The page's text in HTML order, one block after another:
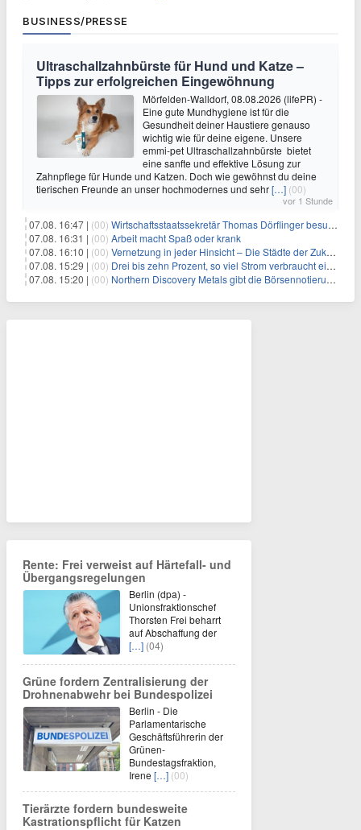
BUSINESS/PRESSE
Ultraschallzahnbürste für Hund und Katze –
Tipps zur erfolgreichen Eingewöhnung
Mörfelden-Walldorf, 08.08.2026 (lifePR) -
Eine gute Mundhygiene ist für die
Gesundheit deiner Haustiere genauso
wichtig wie für deine eigene. Unsere
emmi-pet Ultraschallzahnbürste bietet
eine sanfte und effektive Lösung zur
Zahnpflege für Hunde und Katzen. Doch wie gewöhnst du deine
tierischen Freunde an unser hochmodernes und sehr[…] (00)
vor 1 Stunde
07.08. 16:47 | (00) Wirtschaftsstaatssekretär Thomas Dörflinger besucht Handwerksbetrieb im Kammerbezirk Freiburg
07.08. 16:31 | (00) Arbeit macht Spaß oder krank
07.08. 16:10 | (00) Vernetzung in jeder Hinsicht – Die Städte der Zukunft sind grün-blau
07.08. 15:29 | (00) Drei bis zehn Prozent, so viel Strom verbraucht ein Aufzug im Gebäude
07.08. 15:20 | (00) Northern Discovery Metals gibt die Börsennotierung an der Frankfurter Wertpapierbörse bekannt
Rente: Frei verweist auf Härtefall- und
Übergangsregelungen
Berlin (dpa) -
Unionsfraktionschef
Thorsten Frei beharrt
auf Abschaffung der
[…] (04)
Grüne fordern Zentralisierung der
Drohnenabwehr bei Bundespolizei
Berlin - Die
Parlamentarische
Geschäftsführerin der
Grünen-
Bundestagsfraktion,
Irene […] (00)
Tierärzte fordern bundesweite
Kastrationspflicht für Katzen